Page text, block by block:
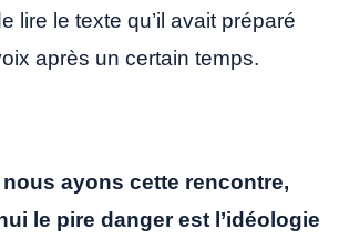
lire le texte qu’il avait préparé
après un certain temps.
ayons cette rencontre,
le pire danger est l’idéologie